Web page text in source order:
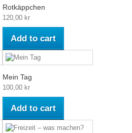
Rotkäppchen
120,00 kr
Add to cart
Mein Tag
100,00 kr
Add to cart